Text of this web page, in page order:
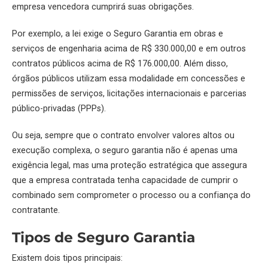
empresa vencedora cumprirá suas obrigações.
Por exemplo, a lei exige o Seguro Garantia em obras e
serviços de engenharia acima de R$ 330.000,00 e em outros
contratos públicos acima de R$ 176.000,00. Além disso,
órgãos públicos utilizam essa modalidade em concessões e
permissões de serviços, licitações internacionais e parcerias
público-privadas (PPPs).
Ou seja, sempre que o contrato envolver valores altos ou
execução complexa, o seguro garantia não é apenas uma
exigência legal, mas uma proteção estratégica que assegura
que a empresa contratada tenha capacidade de cumprir o
combinado sem comprometer o processo ou a confiança do
contratante.
Tipos de Seguro Garantia
Existem dois tipos principais: